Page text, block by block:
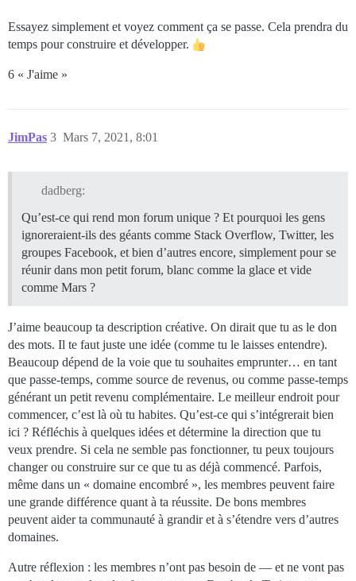
Essayez simplement et voyez comment ça se passe. Cela prendra du
temps pour construire et développer.
6 « J'aime »
JimPas Mars 7, 2021, 8:01
3
dadberg:
Qu’est-ce qui rend mon forum unique ? Et pourquoi les gens
ignoreraient-ils des géants comme Stack Overflow, Twitter, les
groupes Facebook, et bien d’autres encore, simplement pour se
réunir dans mon petit forum, blanc comme la glace et vide
comme Mars ?
J’aime beaucoup ta description créative. On dirait que tu as le don
des mots. Il te faut juste une idée (comme tu le laisses entendre).
Beaucoup dépend de la voie que tu souhaites emprunter… en tant
que passe-temps, comme source de revenus, ou comme passe-temps
générant un petit revenu complémentaire. Le meilleur endroit pour
commencer, c’est là où tu habites. Qu’est-ce qui s’intégrerait bien
ici ? Réfléchis à quelques idées et détermine la direction que tu
veux prendre. Si cela ne semble pas fonctionner, tu peux toujours
changer ou construire sur ce que tu as déjà commencé. Parfois,
même dans un « domaine encombré », les membres peuvent faire
une grande différence quant à ta réussite. De bons membres
peuvent aider ta communauté à grandir et à s’étendre vers d’autres
domaines.
Autre réflexion : les membres n’ont pas besoin de — et ne vont pas